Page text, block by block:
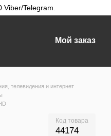
Viber/Telegram.
Мой заказ
телевидения и интернет
Код товара
44174